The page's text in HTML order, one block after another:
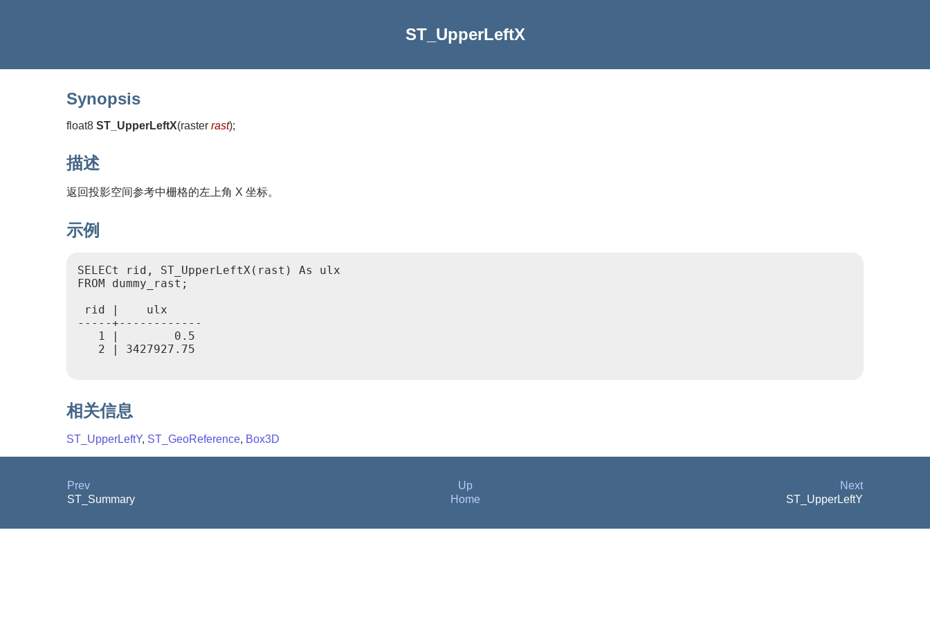
ST_UpperLeftX
Synopsis
float8 ST_UpperLeftX(raster rast);
描述
返回投影空间参考中栅格的左上角 X 坐标。
示例
SELECt rid, ST_UpperLeftX(rast) As ulx
FROM dummy_rast;
rid |    ulx
-----+------------
   1 |        0.5
   2 | 3427927.75
相关信息
ST_UpperLeftY, ST_GeoReference, Box3D
Prev Up
Next
ST_Summary
Home ST_UpperLeftY